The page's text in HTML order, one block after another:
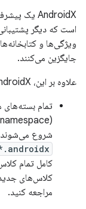
AndroidX یک پیشرفت عمده برای
است که دیگر
ویژگی‌ها و
جایگزین می‌کنند.
علاوه بر این، AndroidX شامل ویژگی‌های زیر است:
(namespace) ثابت قرار دارند که با رشته
شروع می‌شوند.
androidx.*
کامل تمام
کلاس‌های
مراجعه کنید.